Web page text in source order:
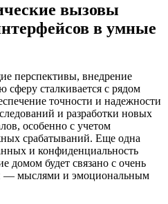
вызовы
в умные
перспективы, внедрение
сталкивается с рядом
точности и надежности
и разработки новых
особенно с учетом
срабатываний. Еще одна
и конфиденциальность
домом будет связано с очень
— мыслями и эмоциональным